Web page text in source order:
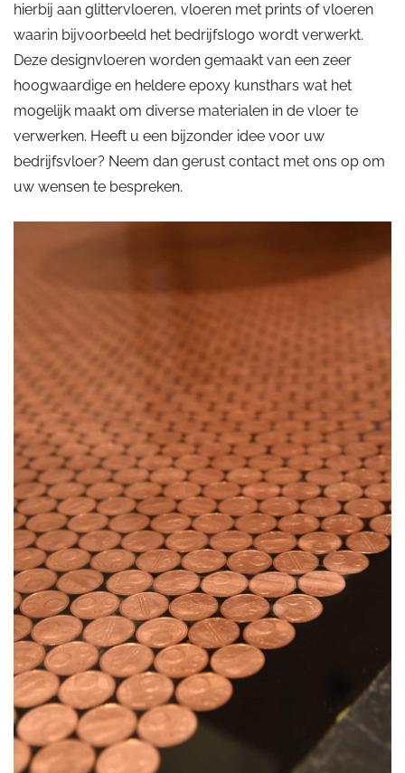
hierbij aan glittervloeren, vloeren met prints of vloeren
waarin bijvoorbeeld het bedrijfslogo wordt verwerkt.
Deze designvloeren worden gemaakt van een zeer
hoogwaardige en heldere epoxy kunsthars wat het
mogelijk maakt om diverse materialen in de vloer te
verwerken. Heeft u een bijzonder idee voor uw
bedrijfsvloer? Neem dan gerust contact met ons op om
uw wensen te bespreken.